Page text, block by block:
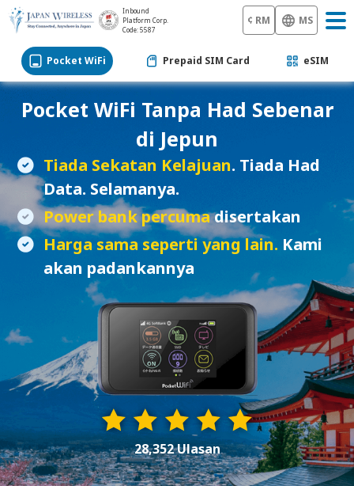
Inbound
Platform Corp.
Code: 5587
¢ RM MS
Pocket WiFi Prepaid SIM Card eSIM
Pocket WiFi Tanpa Had Sebenar
di Jepun
Tiada Sekatan Kelajuan. Tiada Had
Data. Selamanya.
Power bank percumadisertakan
Harga sama seperti yang lain. Kami
akan padankannya
28,352 Ulasan